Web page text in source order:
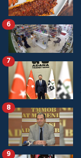
6
7
8
9